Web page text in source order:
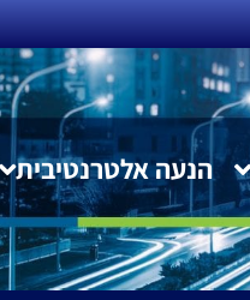
הנעה אלטרנטיבית